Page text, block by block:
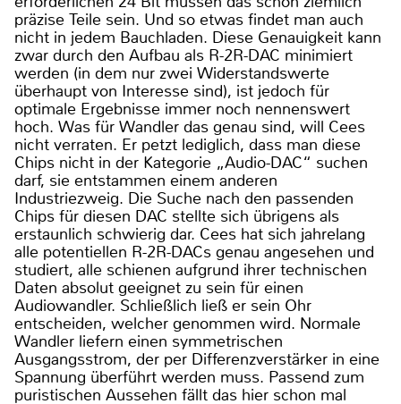
präzise Teile sein. Und so etwas findet man auch
nicht in jedem Bauchladen. Diese Genauigkeit kann
zwar durch den Aufbau als R-2R-DAC minimiert
werden (in dem nur zwei Widerstandswerte
überhaupt von Interesse sind), ist jedoch für
optimale Ergebnisse immer noch nennenswert
hoch. Was für Wandler das genau sind, will Cees
nicht verraten. Er petzt lediglich, dass man diese
Chips nicht in der Kategorie „Audio-DAC“ suchen
darf, sie entstammen einem anderen
Industriezweig. Die Suche nach den passenden
Chips für diesen DAC stellte sich übrigens als
erstaunlich schwierig dar. Cees hat sich jahrelang
alle potentiellen R-2R-DACs genau angesehen und
studiert, alle schienen aufgrund ihrer technischen
Daten absolut geeignet zu sein für einen
Audiowandler. Schließlich ließ er sein Ohr
entscheiden, welcher genommen wird. Normale
Wandler liefern einen symmetrischen
Ausgangsstrom, der per Differenzverstärker in eine
Spannung überführt werden muss. Passend zum
puristischen Aussehen fällt das hier schon mal